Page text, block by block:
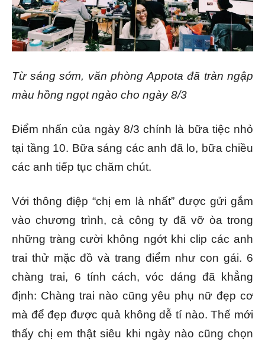
Từ sáng sớm, văn phòng Appota đã tràn ngập
màu hồng ngọt ngào cho ngày 8/3
Điểm nhấn của ngày 8/3 chính là bữa tiệc nhỏ
tại tầng 10. Bữa sáng các anh đã lo, bữa chiều
các anh tiếp tục chăm chút.
Với thông điệp “chị em là nhất” được gửi gắm
vào chương trình, cả công ty đã vỡ òa trong
những tràng cười không ngớt khi clip các anh
trai thử mặc đồ và trang điểm như con gái. 6
chàng trai, 6 tính cách, vóc dáng đã khẳng
định: Chàng trai nào cũng yêu phụ nữ đẹp cơ
mà để đẹp được quả không dễ tí nào. Thế mới
thấy chị em thật siêu khi ngày nào cũng chọn